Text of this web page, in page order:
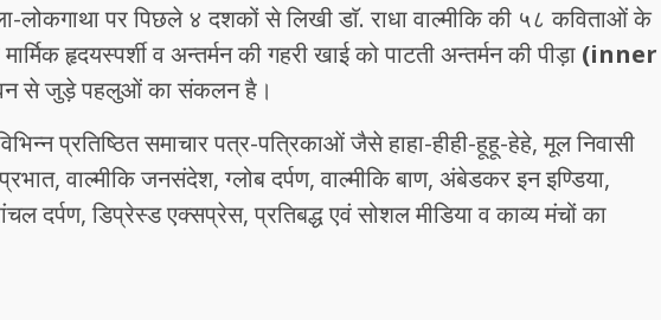
लोकगाथा पर पिछले ४ दशकों से लिखी डाॅ. राधा वाल्मीकि की ५८ कविताओं के
हृदयस्पर्शी व अन्तर्मन की गहरी खाई को पाटती अन्तर्मन की पीड़ा (inner
से जुड़े पहलुओं का संकलन है।
प्रतिष्ठित समाचार पत्र-पत्रिकाओं जैसे हाहा-हीही-हूहू-हेहे, मूल निवासी
वाल्मीकि जनसंदेश, ग्लोब दर्पण, वाल्मीकि बाण, अंबेडकर इन इण्डिया,
दर्पण, डिप्रेस्ड एक्सप्रेस, प्रतिबद्ध एवं सोशल मीडिया व काव्य मंचों का